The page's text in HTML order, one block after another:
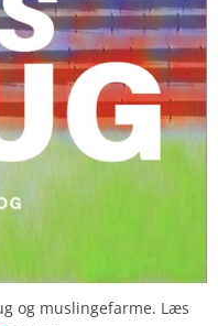
og muslingefarme. Læs